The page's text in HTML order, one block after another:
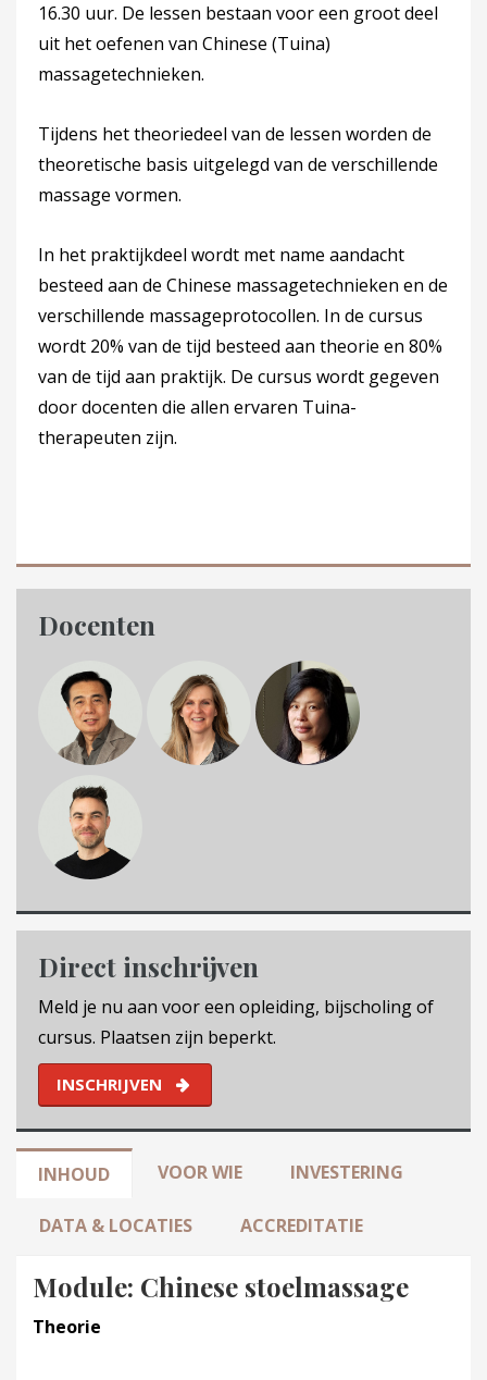
16.30 uur. De lessen bestaan voor een groot deel
uit het oefenen van Chinese (Tuina)
massagetechnieken.
Tijdens het theoriedeel van de lessen worden de
theoretische basis uitgelegd van de verschillende
massage vormen.
In het praktijkdeel wordt met name aandacht
besteed aan de Chinese massagetechnieken en de
verschillende massageprotocollen. In de cursus
wordt 20% van de tijd besteed aan theorie en 80%
van de tijd aan praktijk. De cursus wordt gegeven
door docenten die allen ervaren Tuina-
therapeuten zijn.
Docenten
Direct inschrijven
Meld je nu aan voor een opleiding, bijscholing of
cursus. Plaatsen zijn beperkt.
INSCHRIJVEN
INHOUD VOOR WIE INVESTERING
DATA & LOCATIES ACCREDITATIE
Module: Chinese stoelmassage
Theorie